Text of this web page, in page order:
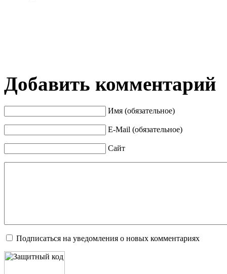
Добавить комментарий
Имя (обязательное)
E-Mail (обязательное)
Сайт
Подписаться на уведомления о новых комментариях